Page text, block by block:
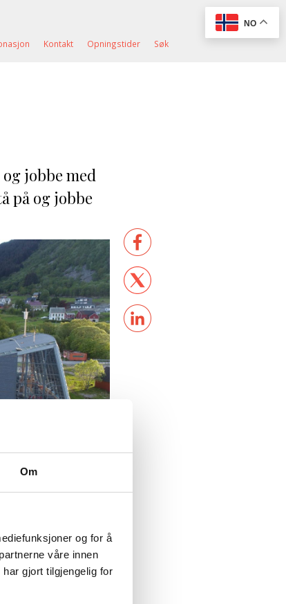
Om
og for å
våre innen
gjort tilgjengelig for
Kontakt Opningstider Søk
NO
jobbe med
på og jobbe
stifting
for norsk
og
samlingane i
ei sterkt